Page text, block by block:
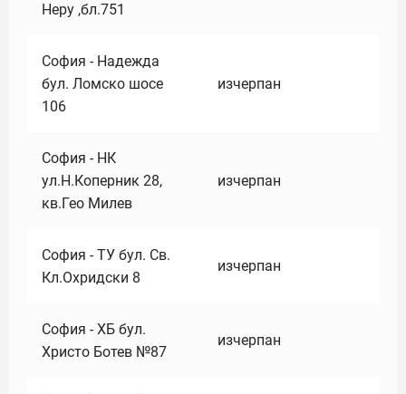
Неру ,бл.751
София - Надежда
бул. Ломско шосе
106
изчерпан
София - НК
ул.Н.Коперник 28,
кв.Гео Милев
изчерпан
София - ТУ бул. Св.
Кл.Охридски 8
изчерпан
София - ХБ бул.
Христо Ботев №87
изчерпан